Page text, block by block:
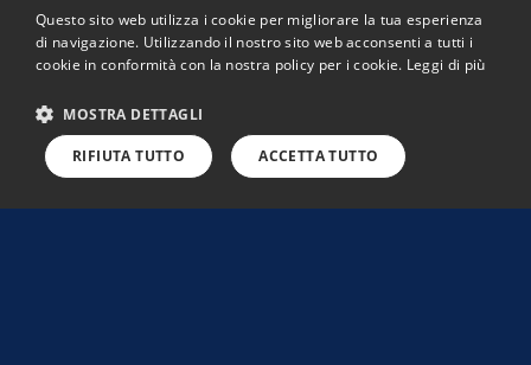
Questo sito web utilizza i cookie per migliorare la tua esperienza
di navigazione. Utilizzando il nostro sito web acconsenti a tutti i
cookie in conformità con la nostra policy per i cookie. Leggi di più
ACCETTA TUTTO
RIFIUTA TUTTO
MOSTRA DETTAGLI